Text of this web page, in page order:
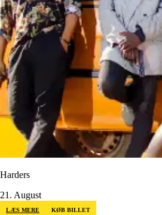
Harders
21. August
LÆS MERE KØB BILLET